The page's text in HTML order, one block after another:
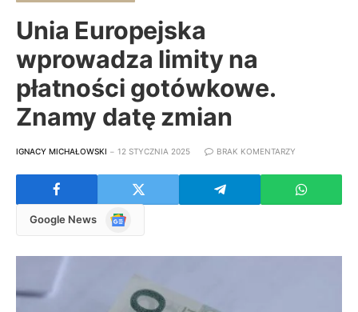
Unia Europejska
wprowadza limity na
płatności gotówkowe.
Znamy datę zmian
IGNACY MICHAŁOWSKI 12 STYCZNIA 2025 BRAK KOMENTARZY
Google News
Google